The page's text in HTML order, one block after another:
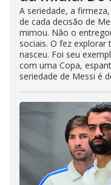
A seriedade, a
de cada decisão de
mimou. Não o
sociais. O fez
nasceu. Foi seu
com uma Copa,
seriedade de Messi é